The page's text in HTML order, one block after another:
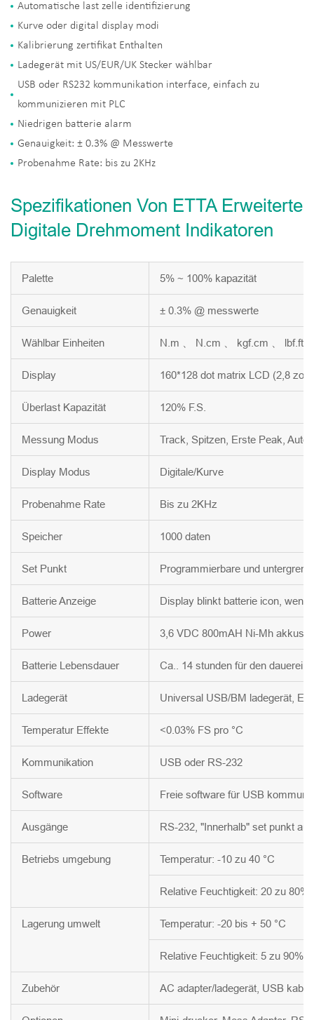
Automatische last zelle identifizierung
Kurve oder digital display modi
Kalibrierung zertifikat Enthalten
Ladegerät mit US/EUR/UK Stecker wählbar
USB oder RS232 kommunikation interface, einfach zu
kommunizieren mit PLC
Niedrigen batterie alarm
Genauigkeit: ± 0.3% @ Messwerte
Probenahme Rate: bis zu 2KHz
Spezifikationen Von ETTA Erweiterte
Digitale Drehmoment Indikatoren
Palette 5% ~ 100% kapazität
Genauigkeit ± 0.3% @ messwerte
Wählbar Einheiten N.m 、 N.cm 、 kgf.cm 、 lbf.ft
Display 160*128 dot matrix LCD (2,8
Überlast Kapazität 120% F.S.
Messung Modus Track, Spitzen, Erste Peak, Auto
Display Modus Digitale/Kurve
Probenahme Rate Bis zu 2KHz
Speicher 1000 daten
Set Punkt Programmierbare und
Batterie Anzeige Display blinkt batterie icon,
Power 3,6 VDC 800mAH Ni-Mh akkus
Batterie Lebensdauer Ca.. 14 stunden für den
Ladegerät Universal USB/BM ladegerät,
Temperatur Effekte <0.03% FS pro °C
Kommunikation USB oder RS-232
Software Freie software für USB
Ausgänge RS-232, "Innerhalb" set punkt
Betriebs umgebung Temperatur: -10 zu 40 °C
Relative Feuchtigkeit: 20 zu 80%
Lagerung umwelt Temperatur: -20 bis + 50 °C
Relative Feuchtigkeit: 5 zu 90%
Zubehör AC adapter/ladegerät, USB kabel